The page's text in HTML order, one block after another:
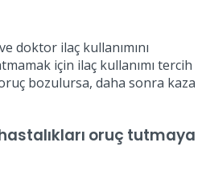
doktor ilaç kullanımını
için ilaç kullanımı tercih
bozulursa, daha sonra kaza
oruç tutmaya